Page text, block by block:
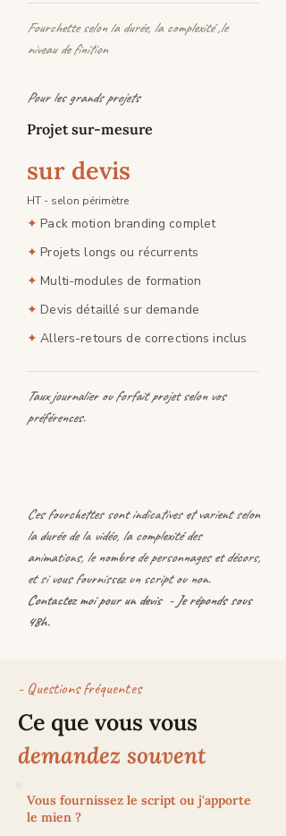
Fourchette selon la durée, la complexité ,le
niveau de finition
Pour les grands projets
Projet sur-mesure
sur devis
HT - selon périmètre
✦ Pack motion branding complet
✦ Projets longs ou récurrents
✦ Multi-modules de formation
✦ Devis détaillé sur demande
✦ Allers-retours de corrections inclus
Taux journalier ou forfait projet selon vos
préférences.
Ces fourchettes sont indicatives et varient selon
la durée de la vidéo, la complexité des
animations, le nombre de personnages et décors,
et si vous fournissez un script ou non.
Contactez moi pour un devis - Je réponds sous
48h.
- Questions fréquentes
Ce que vous vous
demandez souvent
Vous fournissez le script ou j'apporte
le mien ?